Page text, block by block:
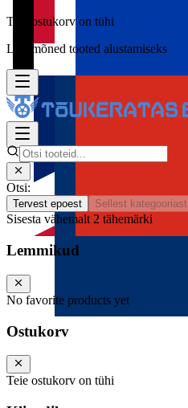
Teie ostukorv on tühi
Lisa mõned tooted alustamiseks
Otsi:
Tervest epoest Sellest kategooriast
Sisesta vähemalt 2 tähemärki
Lemmikud
No favorite products yet
Ostukorv
Teie ostukorv on tühi